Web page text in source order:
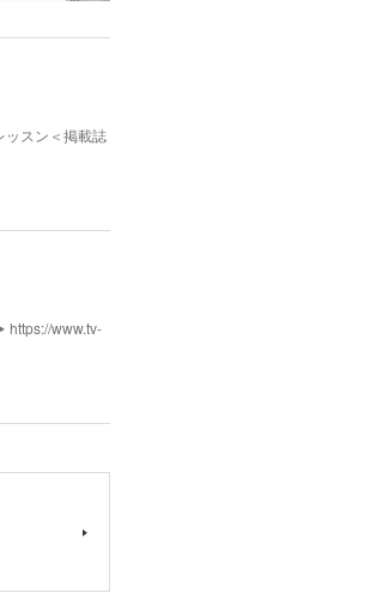
スン＜掲載誌
https://www.tv-